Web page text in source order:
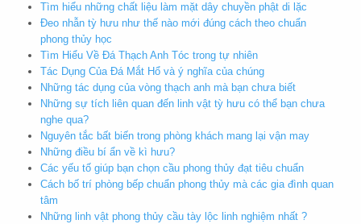
Tìm hiểu những chất liệu làm mặt dây chuyền phật di lặc
Đeo nhẫn tỳ hưu như thế nào mới đúng cách theo chuẩn
phong thủy học
Tìm Hiểu Về Đá Thạch Anh Tóc trong tự nhiên
Tác Dụng Của Đá Mắt Hổ và ý nghĩa của chúng
Những tác dụng của vòng thạch anh mà bạn chưa biết
Những sự tích liên quan đến linh vật tỳ hưu có thể bạn chưa
nghe qua?
Nguyên tắc bất biến trong phòng khách mang lại vận may
Những điều bí ẩn về kì hưu?
Các yếu tố giúp bạn chọn cầu phong thủy đạt tiêu chuẩn
Cách bố trí phòng bếp chuẩn phong thủy mà các gia đình quan
tâm
Những linh vật phong thủy cầu tày lộc linh nghiệm nhất ?